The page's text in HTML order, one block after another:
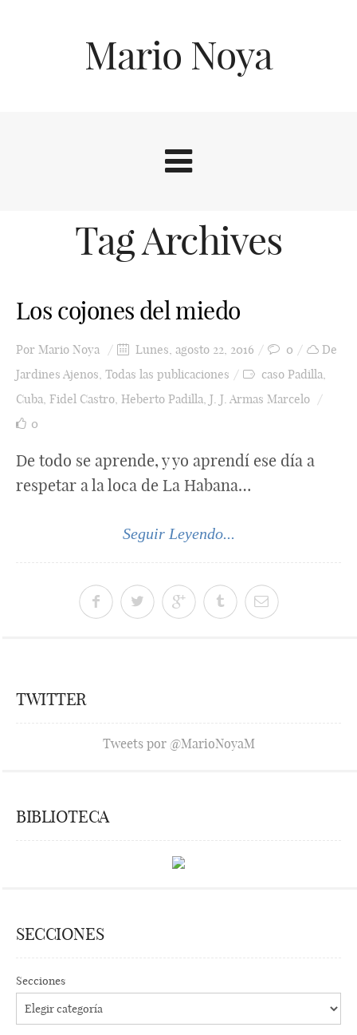
Mario Noya
Tag Archives
Los cojones del miedo
Por Mario Noya Lunes, agosto 22, 2016 0
De
Jardines Ajenos, Todas las publicaciones caso Padilla,
Cuba, Fidel Castro, Heberto Padilla, J. J. Armas Marcelo
0
De todo se aprende, y yo aprendí ese día a
respetar a la loca de La Habana…
Seguir Leyendo...
TWITTER
Tweets por @MarioNoyaM
BIBLIOTECA
SECCIONES
Secciones